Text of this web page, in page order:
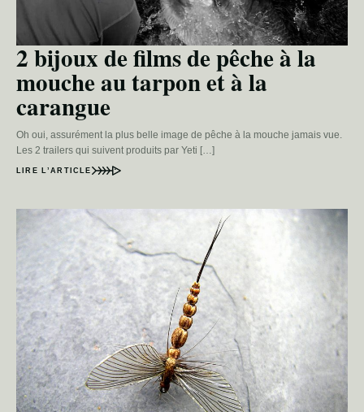
2 bijoux de films de pêche à la
mouche au tarpon et à la
carangue
Oh oui, assurément la plus belle image de pêche à la mouche jamais vue.
Les 2 trailers qui suivent produits par Yeti […]
LIRE L’ARTICLE